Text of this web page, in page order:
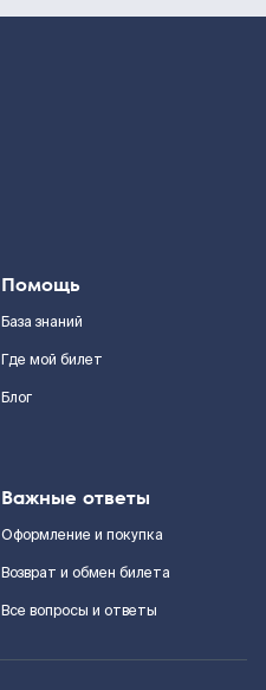
Помощь
База знаний
Где мой билет
Блог
Важные ответы
Оформление и покупка
Возврат и обмен билета
Все вопросы и ответы